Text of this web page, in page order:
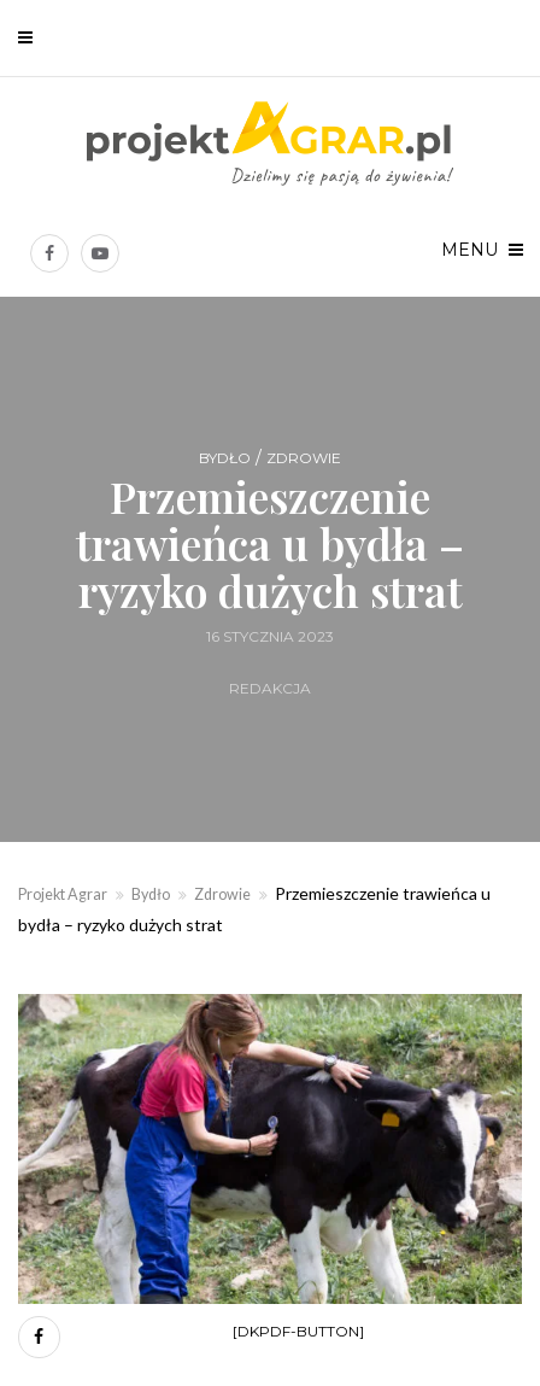
MENU
BYDŁO / ZDROWIE
Przemieszczenie
trawieńca u bydła –
ryzyko dużych strat
16 STYCZNIA 2023
REDAKCJA
Projekt Agrar Bydło Zdrowie
Przemieszczenie trawieńca u
bydła – ryzyko dużych strat
[DKPDF-BUTTON]
Chcesz być na bieżąco? Zostaw swój e-mail, a raz w tygodniu
prześlemy Ci nasze najlepsze artykuły!